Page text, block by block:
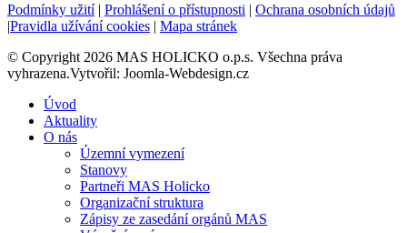
Podmínky užití| Prohlášení o přístupnosti | Ochrana osobních údajů
|Pravidla užívání cookies | Mapa stránek
© Copyright 2026 MAS HOLICKO o.p.s. Všechna práva
vyhrazena.Vytvořil: Joomla-Webdesign.cz
Úvod
Aktuality
O nás
Územní vymezení
Stanovy
Partneři MAS Holicko
Organizační struktura
Zápisy ze zasedání orgánů MAS